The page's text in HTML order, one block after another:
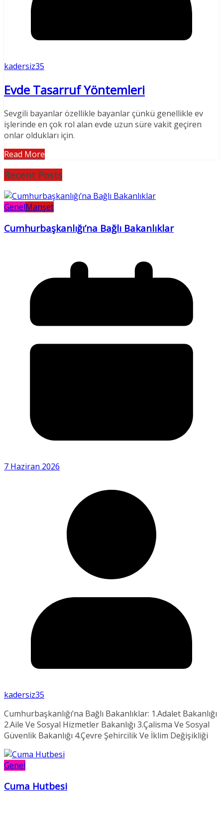
kadersiz35
Evde Tasarruf Yöntemleri
Sevgili bayanlar özellikle bayanlar çünkü genellikle ev
işlerinde en çok rol alan evde uzun süre vakit geçiren
onlar oldukları için.
Read More
Recent Posts
GenelManşet
Cumhurbaşkanlığı’na Bağlı Bakanlıklar
7 Haziran 2026
kadersiz35
Cumhurbaşkanlığı’na Bağlı Bakanlıklar: 1.Adalet Bakanlığı
2.Aile Ve Sosyal Hizmetler Bakanlığı 3.Çalisma Ve Sosyal
Güvenlik Bakanlığı 4.Çevre Şehircilik Ve İklim Değişikliği
Genel
Cuma Hutbesi